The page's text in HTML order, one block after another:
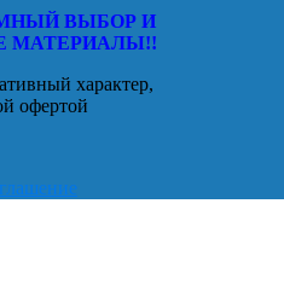
ВЫБОР И
МАТЕРИАЛЫ!!
характер,
офертой